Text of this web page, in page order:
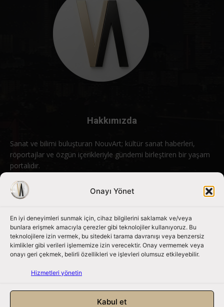
Onayı Yönet
En iyi deneyimleri sunmak için, cihaz bilgilerini saklamak ve/veya
bunlara erişmek amacıyla çerezler gibi teknolojiler kullanıyoruz. Bu
teknolojilere izin vermek, bu sitedeki tarama davranışı veya benzersiz
kimlikler gibi verileri işlememize izin verecektir. Onay vermemek veya
onayı geri çekmek, belirli özellikleri ve işlevleri olumsuz etkileyebilir.
Hizmetleri yönetin
Kabul et
Hakkımızda
Sanat ve bilimi buluşturan NouvArt; kültür sanat haberleri,
röportajlar ve özgün içerikleriyle gündemi birleştiren bir yaşam
portalıdır.
Bizimle iletişime geçin: info@nouvart.net
Bizi Takip Edin